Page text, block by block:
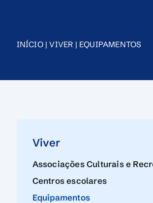
INÍCIO|VIVER | EQUIPAMENTOS
Viver
Associações Culturais e
Centros escolares
Equipamentos